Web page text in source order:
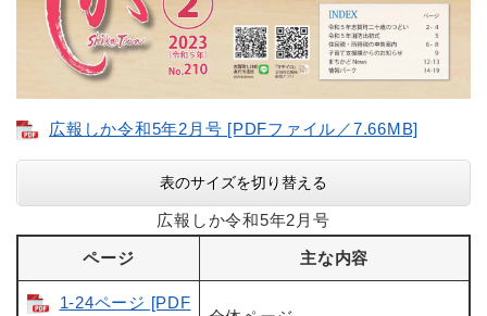
広報しか令和5年2月号 [PDFファイル／7.66MB]
表のサイズを切り替える
広報しか令和5年2月号
ページ 主な内容
1-24ページ [PDF